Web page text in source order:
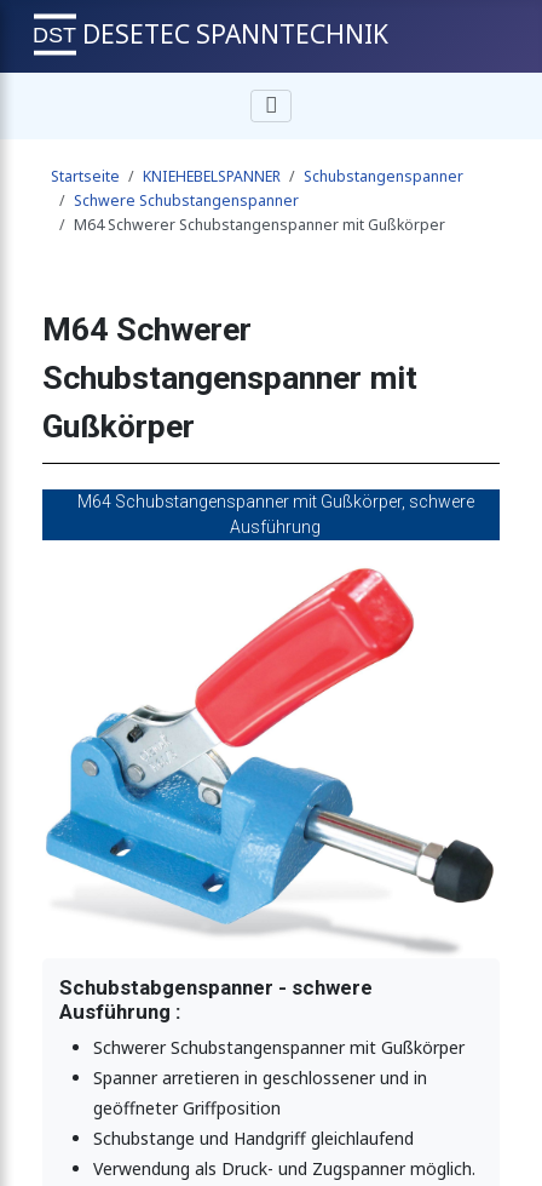
mit Verriegelung
mit Gußkörper
quadratische Schubstange
Präzisionsausführung
schweißbarer Präzisionsausführung
DESETEC SPANNTECHNIK
Startseite KNIEHEBELSPANNER
Schubstangenspanner
Schwere Schubstangenspanner
M64 Schwerer Schubstangenspanner mit Gußkörper
M64 Schwerer
Schubstangenspanner mit
Gußkörper
M64 Schubstangenspanner mit Gußkörper, schwere
Ausführung
Schubstabgenspanner - schwere
Ausführung :
Schwerer Schubstangenspanner mit Gußkörper
Spanner arretieren in geschlossener und in
geöffneter Griffposition
Schubstange und Handgriff gleichlaufend
Verwendung als Druck- und Zugspanner möglich.